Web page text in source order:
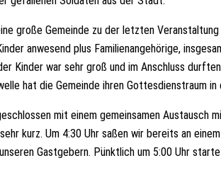
große Gemeinde zu der letzten
anwesend plus Familienangehörige,
Kinder war sehr groß und im Anschluss
hat die Gemeinde ihren Gottesdienstraum in
mit einem gemeinsamen Austausch
kurz. Um 4:30 Uhr saßen wir bereits an
Gastgebern. Pünktlich um 5:00 Uhr